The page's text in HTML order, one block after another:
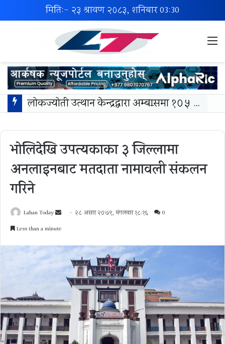
मिति:- २३ श्रावण २०८३, शनिबार03:30
लोकज्योती उत्थान केन्द्रद्वारा अम्बासमा १०५ विपन्न विद्यार्थीलाई शैक्षिक तथा खेलकुद सामग्री वितरण
भोलिदेखि उपत्यकाका ३ जिल्लामा
अनलाइनबाट मतदाता नामावली संकलन
गरिने
Lahan Today
Send २८ असार २०७९, मंगलवार १८:१६
0
Less than a minute